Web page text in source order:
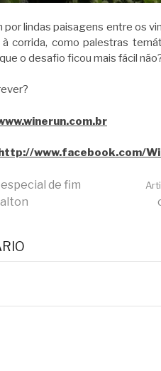
lindas paisagens entre os
corrida, como palestras
o desafio ficou mais fácil
www.facebook.com/
de fim